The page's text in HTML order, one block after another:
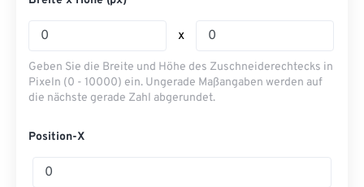
x
Geben Sie die Breite und Höhe des Zuschneiderechtecks ​​in
Pixeln (0 - 10000) ein. Ungerade Maßangaben werden auf
die nächste gerade Zahl abgerundet.
Position-X